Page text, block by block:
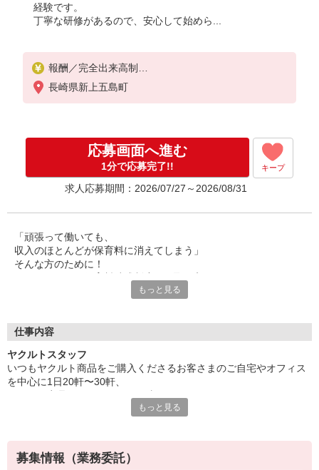
経験です。
丁寧な研修があるので、安心して始めら...
報酬／完全出来高制
月収80,000円〜/月収140,000円〜
働ける時間や環境に合わせて最大限に考慮します。
初めての方・少しでも不安のある方、お気軽にお問
い合わせください！
※研修期間／10日間／1000円／日
収入保障期間：2か月
長崎県新上五島町
応募画面へ進む
1分で応募完了!! キープ
求人応募期間：2026/07/27～2026/08/31
「頑張って働いても、
収入のほとんどが保育料に消えてしまう」
そんな方のために！
一般の保育園に子どもを預けている方をバックアップ◎
◆急なお休みにもスタッフ同士で快くフォロー
など、働くママの多いヤクルトならではの
仕事×育児のお悩みをスッキリ解決に導きます☆
もっと見る
仕事内容
ヤクルトスタッフ
いつもヤクルト商品をご購入くださるお客さまのご自宅やオフィス
を中心に1日20軒〜30軒、
商品を通じてお客さまとふれあう楽しさ、健康的な生活にお役立ち
す！
もっと見る
募集情報（業務委託）